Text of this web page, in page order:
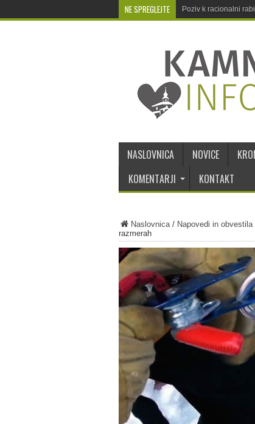
NE SPREGLEJTE Poziv k racionalni
NASLOVNICA NOVICE
KOMENTARJI
KONTAKT
Naslovnica/ Napovedi in obvestila
razmerah